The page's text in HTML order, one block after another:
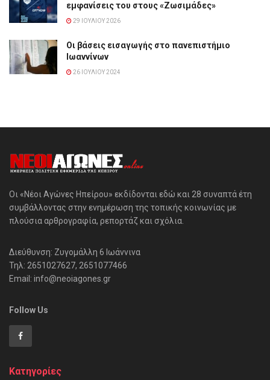
εμφανίσεις του στους «Ζωσιμάδες»
29 ΙΟΥΛΊΟΥ 2026
Οι βάσεις εισαγωγής στο πανεπιστήμιο
Ιωαννίνων
26 ΙΟΥΛΊΟΥ 2024
Οι «Νέοι Αγώνες Ηπείρου» εκδίδονται εδώ και 28 συναπτά έτη
συμβάλλοντας στην ενημέρωση της τοπικής κοινωνίας με
πλούσια αρθρογραφία, ρεπορτάζ και σχόλια.
Διεύθυνση: Ζυγομάλλη 6 Ιωάννινα
Τηλ: 2651027627, 2651077466
Email: info@neoiagones.gr
Follow Us
Κατηγορίες